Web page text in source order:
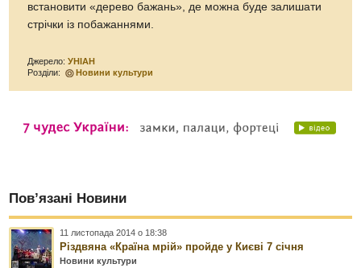
встановити «дерево бажань», де можна буде залишати
стрічки із побажаннями.
Джерело:УНІАН
Розділи:
Новини культури
Пов’язані Новини
11 листопада 2014 о 18:38
Різдвяна «Країна мрій» пройде у Києві 7 січня
Новини культури